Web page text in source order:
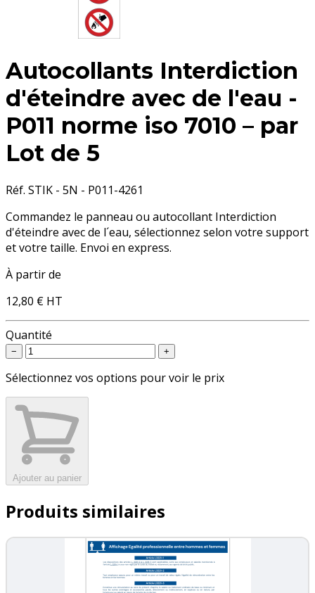
Autocollants Interdiction
d'éteindre avec de l'eau -
P011 norme iso 7010 – par
Lot de 5
Réf. STIK - 5N - P011-4261
Commandez le panneau ou autocollant Interdiction
d'éteindre avec de l´eau, sélectionnez selon votre support
et votre taille. Envoi en express.
À partir de
12,80 € HT
Quantité
− +
Sélectionnez vos options pour voir le prix
Ajouter au panier
Produits similaires